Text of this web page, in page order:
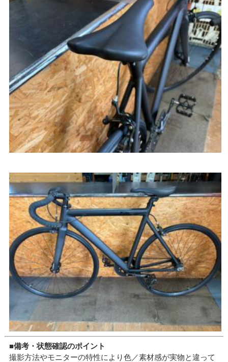
■備考・状態確認のポイント
撮影方法やモニターの特性により色／素材感が実物と違って